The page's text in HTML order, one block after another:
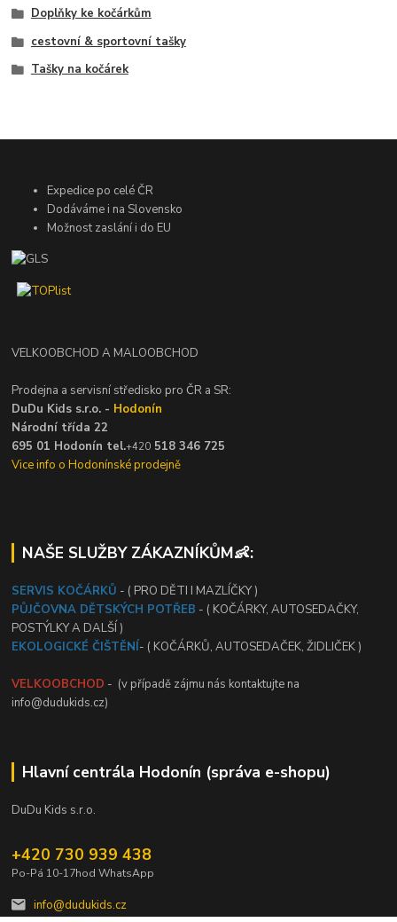
Doplňky ke kočárkům
cestovní & sportovní tašky
Tašky na kočárek
Expedice po celé ČR
Dodáváme i na Slovensko
Možnost zaslání i do EU
VELKOOBCHOD A MALOOBCHOD
Prodejna a servisní středisko pro ČR a SR:
DuDu Kids s.r.o. - Hodonín
Národní třída 22
695 01 Hodonín tel.+420 518 346 725
Vice info o Hodonínské prodejně
NAŠE SLUŽBY ZÁKAZNÍKŮM👶:
SERVIS KOČÁRKŮ - ( PRO DĚTI I MAZLÍČKY )
PŮJČOVNA DĚTSKÝCH POTŘEB - ( KOČÁRKY, AUTOSEDAČKY,
POSTÝLKY A DALŠÍ )
EKOLOGICKÉ ČIŠTĚNÍ- ( KOČÁRKŮ, AUTOSEDAČEK, ŽIDLIČEK )
VELKOOBCHOD - (v případě zájmu nás kontaktujte na
info@dudukids.cz)
Hlavní centrála Hodonín (správa e-shopu)
DuDu Kids s.r.o.
+420 730 939 438
Po-Pá 10-17hod WhatsApp
info@dudukids.cz